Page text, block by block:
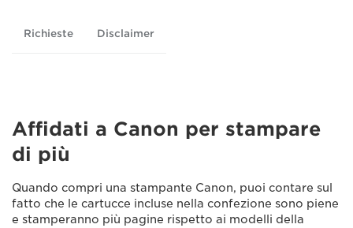
Richieste Disclaimer
Affidati a Canon per stampare
di più
Quando compri una stampante Canon, puoi contare sul
fatto che le cartucce incluse nella confezione sono piene
e stamperanno più pagine rispetto ai modelli della